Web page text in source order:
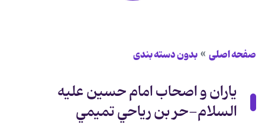
صفحه اصلی بدون دسته بندی
یاران و اصحاب امام حسین علیه
السلام-حر بن رياحي تميمي